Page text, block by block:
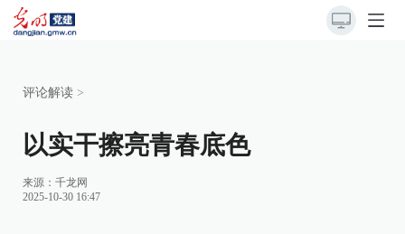
评论解读 >
以实干擦亮青春底色
来源： 千龙网
2025-10-30 16:47